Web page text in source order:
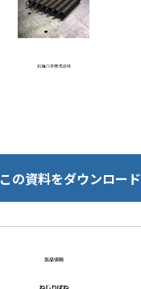
この資料をダウンロード